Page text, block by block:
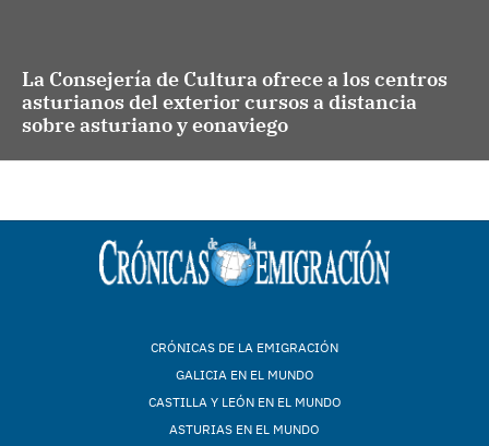
La Consejería de Cultura ofrece a los centros
asturianos del exterior cursos a distancia
sobre asturiano y eonaviego
CRÓNICAS DE LA EMIGRACIÓN
GALICIA EN EL MUNDO
CASTILLA Y LEÓN EN EL MUNDO
ASTURIAS EN EL MUNDO